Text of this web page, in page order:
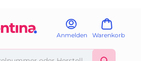
Anmelden Warenkorb